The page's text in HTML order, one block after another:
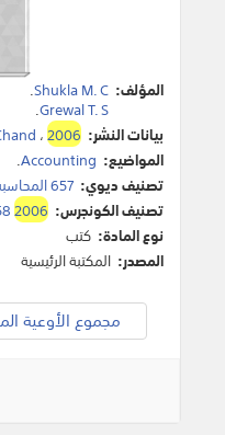
المؤلف: Shukla M. C
.
Grewal T. S
.
بيانات النشر:
،2006
المواضيع: Accounting
.
تصنيف ديوي: 657 المحاسبة.
تصنيف الكونجرس: 2006
نوع المادة: كتب
المصدر: المكتبة الرئيسية
مجموع الأوعية